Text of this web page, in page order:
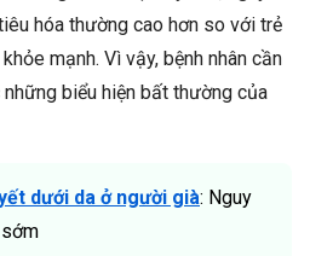
hóa thường cao hơn so với trẻ
mạnh. Vì vậy, bệnh nhân cần
biểu hiện bất thường của
dưới da ở người già: Nguy